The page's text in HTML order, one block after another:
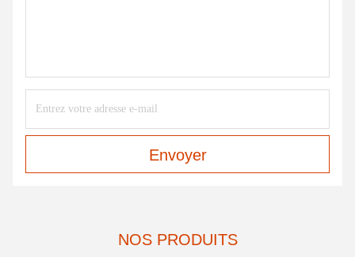
Envoyer
NOS PRODUITS